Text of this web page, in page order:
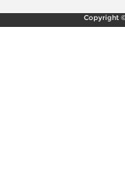
Copyright